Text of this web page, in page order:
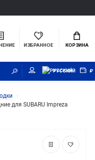
ИЗБРАННОЕ КОРЗИНА
РУССКИЙ ₽
для SUBARU Impreza